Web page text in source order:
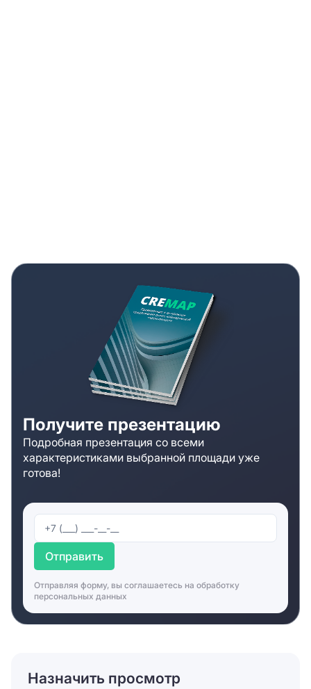
Получите презентацию
Подробная презентация со всеми
характеристиками выбранной площади уже
готова!
Отправить
Отправляя форму, вы соглашаетесь на обработку
персональных данных
Назначить просмотр